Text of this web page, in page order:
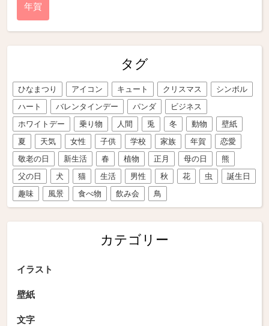
年賀
タグ
ひなまつり アイコン キュート クリスマス
シンボル
ハート
バレンタインデー パンダ
ビジネス
ホワイトデー
乗り物 人間 兎 冬 動物
壁紙
夏
天気 女性 子供 学校 家族 年賀
恋愛
敬老の日
新生活 春 植物 正月 母の日
熊
父の日
犬 猫 生活 男性 秋 花 虫
誕生日
趣味
風景 食べ物 飲み会 鳥
カテゴリー
イラスト
壁紙
文字